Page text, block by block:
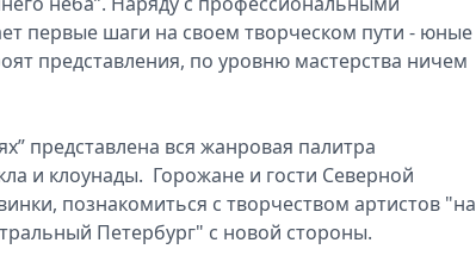
первые шаги на своем творческом пути - юные
представления, по уровню мастерства ничем
представлена вся жанровая палитра
и клоунады. Горожане и гости Северной
познакомиться с творчеством артистов "на
Петербург" с новой стороны.